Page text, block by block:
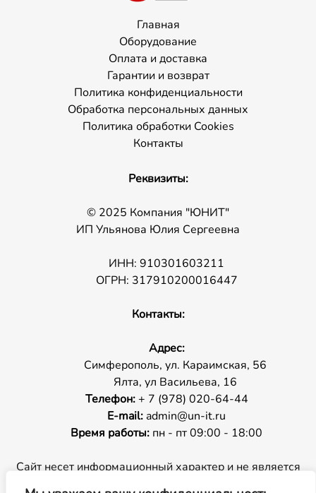
Главная
Оборудование
Оплата и доставка
Гарантии и возврат
Политика конфиденциальности
Обработка персональных данных
Политика обработки Cookies
Контакты
Реквизиты:
© 2025 Компания "ЮНИТ"
ИП Ульянова Юлия Сергеевна
ИНН: 910301603211
ОГРН: 317910200016447
Контакты:
Адрес:
Симферополь, ул. Караимская, 56
Ялта, ул Васильева, 16
Телефон:+ 7 (978) 020-64-44
E-mail:admin@un-it.ru
Время работы: пн - пт 09:00 - 18:00
Сайт несет информационный характер и не является